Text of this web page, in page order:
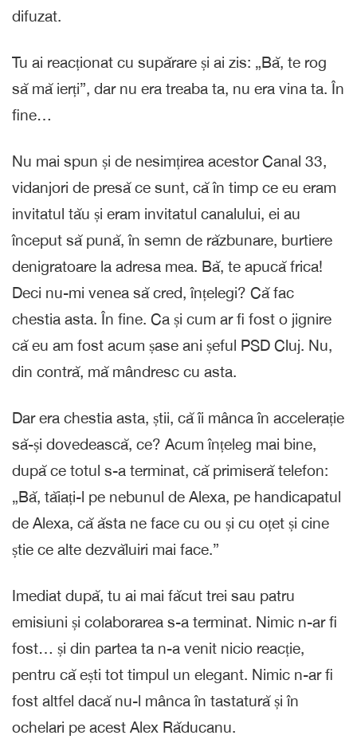
difuzat.
Tu ai reacționat cu supărare și ai zis: „Bă, te rog
să mă ierți”, dar nu era treaba ta, nu era vina ta. În
fine…
Nu mai spun și de nesimțirea acestor Canal 33,
vidanjori de presă ce sunt, că în timp ce eu eram
invitatul tău și eram invitatul canalului, ei au
început să pună, în semn de răzbunare, burtiere
denigratoare la adresa mea. Bă, te apucă frica!
Deci nu-mi venea să cred, înțelegi? Că fac
chestia asta. În fine. Ca și cum ar fi fost o jignire
că eu am fost acum șase ani șeful PSD Cluj. Nu,
din contră, mă mândresc cu asta.
Dar era chestia asta, știi, că îi mânca în accelerație
să-și dovedească, ce? Acum înțeleg mai bine,
după ce totul s-a terminat, că primiseră telefon:
„Bă, tăiați-l pe nebunul de Alexa, pe handicapatul
de Alexa, că ăsta ne face cu ou și cu oțet și cine
știe ce alte dezvăluiri mai face.”
Imediat după, tu ai mai făcut trei sau patru
emisiuni și colaborarea s-a terminat. Nimic n-ar fi
fost… și din partea ta n-a venit nicio reacție,
pentru că ești tot timpul un elegant. Nimic n-ar fi
fost altfel dacă nu-l mânca în tastatură și în
ochelari pe acest Alex Răducanu.